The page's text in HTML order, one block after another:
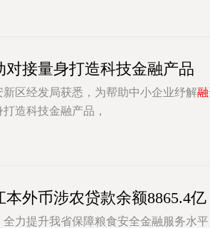
对接量身打造科技金融产品
新区经发局获悉，为帮助中小企业纾解
造科技金融产品，
外币涉农贷款余额8865.4亿
全力提升我省保障粮食安全金融服务水